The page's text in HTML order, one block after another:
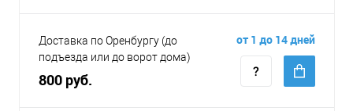
Доставка по Оренбургу (до
подъезда или до ворот дома)
800 руб.
от 1 до 14 дней